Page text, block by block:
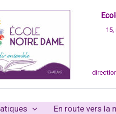
En route vers la